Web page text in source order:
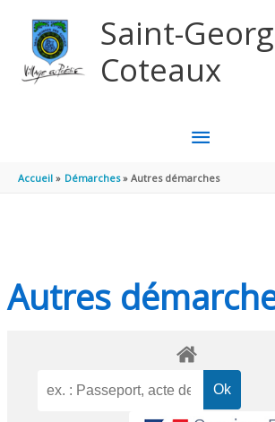
Saint-
Coteaux
MENU
Accueil Démarches Autres démarches
Autres